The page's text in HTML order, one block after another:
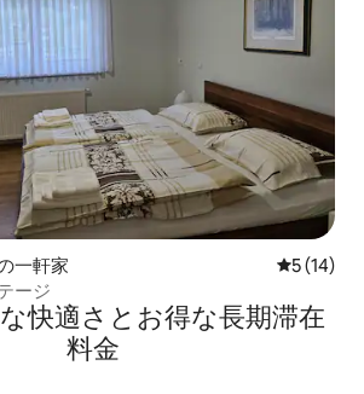
一軒家 レビュー
5 (14)
ージ
快⁠適⁠さ⁠とお⁠得⁠な長⁠期⁠滞⁠在
料⁠金